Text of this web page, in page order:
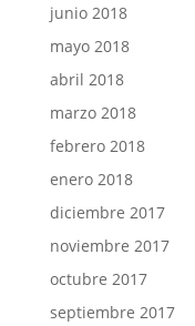
junio 2018
mayo 2018
abril 2018
marzo 2018
febrero 2018
enero 2018
diciembre 2017
noviembre 2017
octubre 2017
septiembre 2017